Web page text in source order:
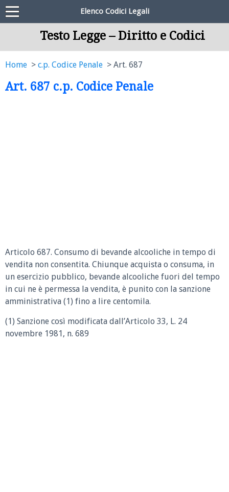
Elenco Codici Legali
Testo Legge – Diritto e Codici
Home c.p. Codice Penale Art. 687
Art. 687 c.p. Codice Penale
Articolo 687. Consumo di bevande alcooliche in tempo di
vendita non consentita. Chiunque acquista o consuma, in
un esercizio pubblico, bevande alcooliche fuori del tempo
in cui ne è permessa la vendita, è punito con la sanzione
amministrativa (1) fino a lire centomila.
(1) Sanzione così modificata dall’Articolo 33, L. 24
novembre 1981, n. 689